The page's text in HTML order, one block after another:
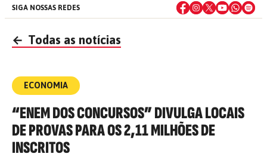
SIGA NOSSAS REDES
← Todas as notícias
ECONOMIA
“ENEM DOS CONCURSOS” DIVULGA LOCAIS
DE PROVAS PARA OS 2,11 MILHÕES DE
INSCRITOS